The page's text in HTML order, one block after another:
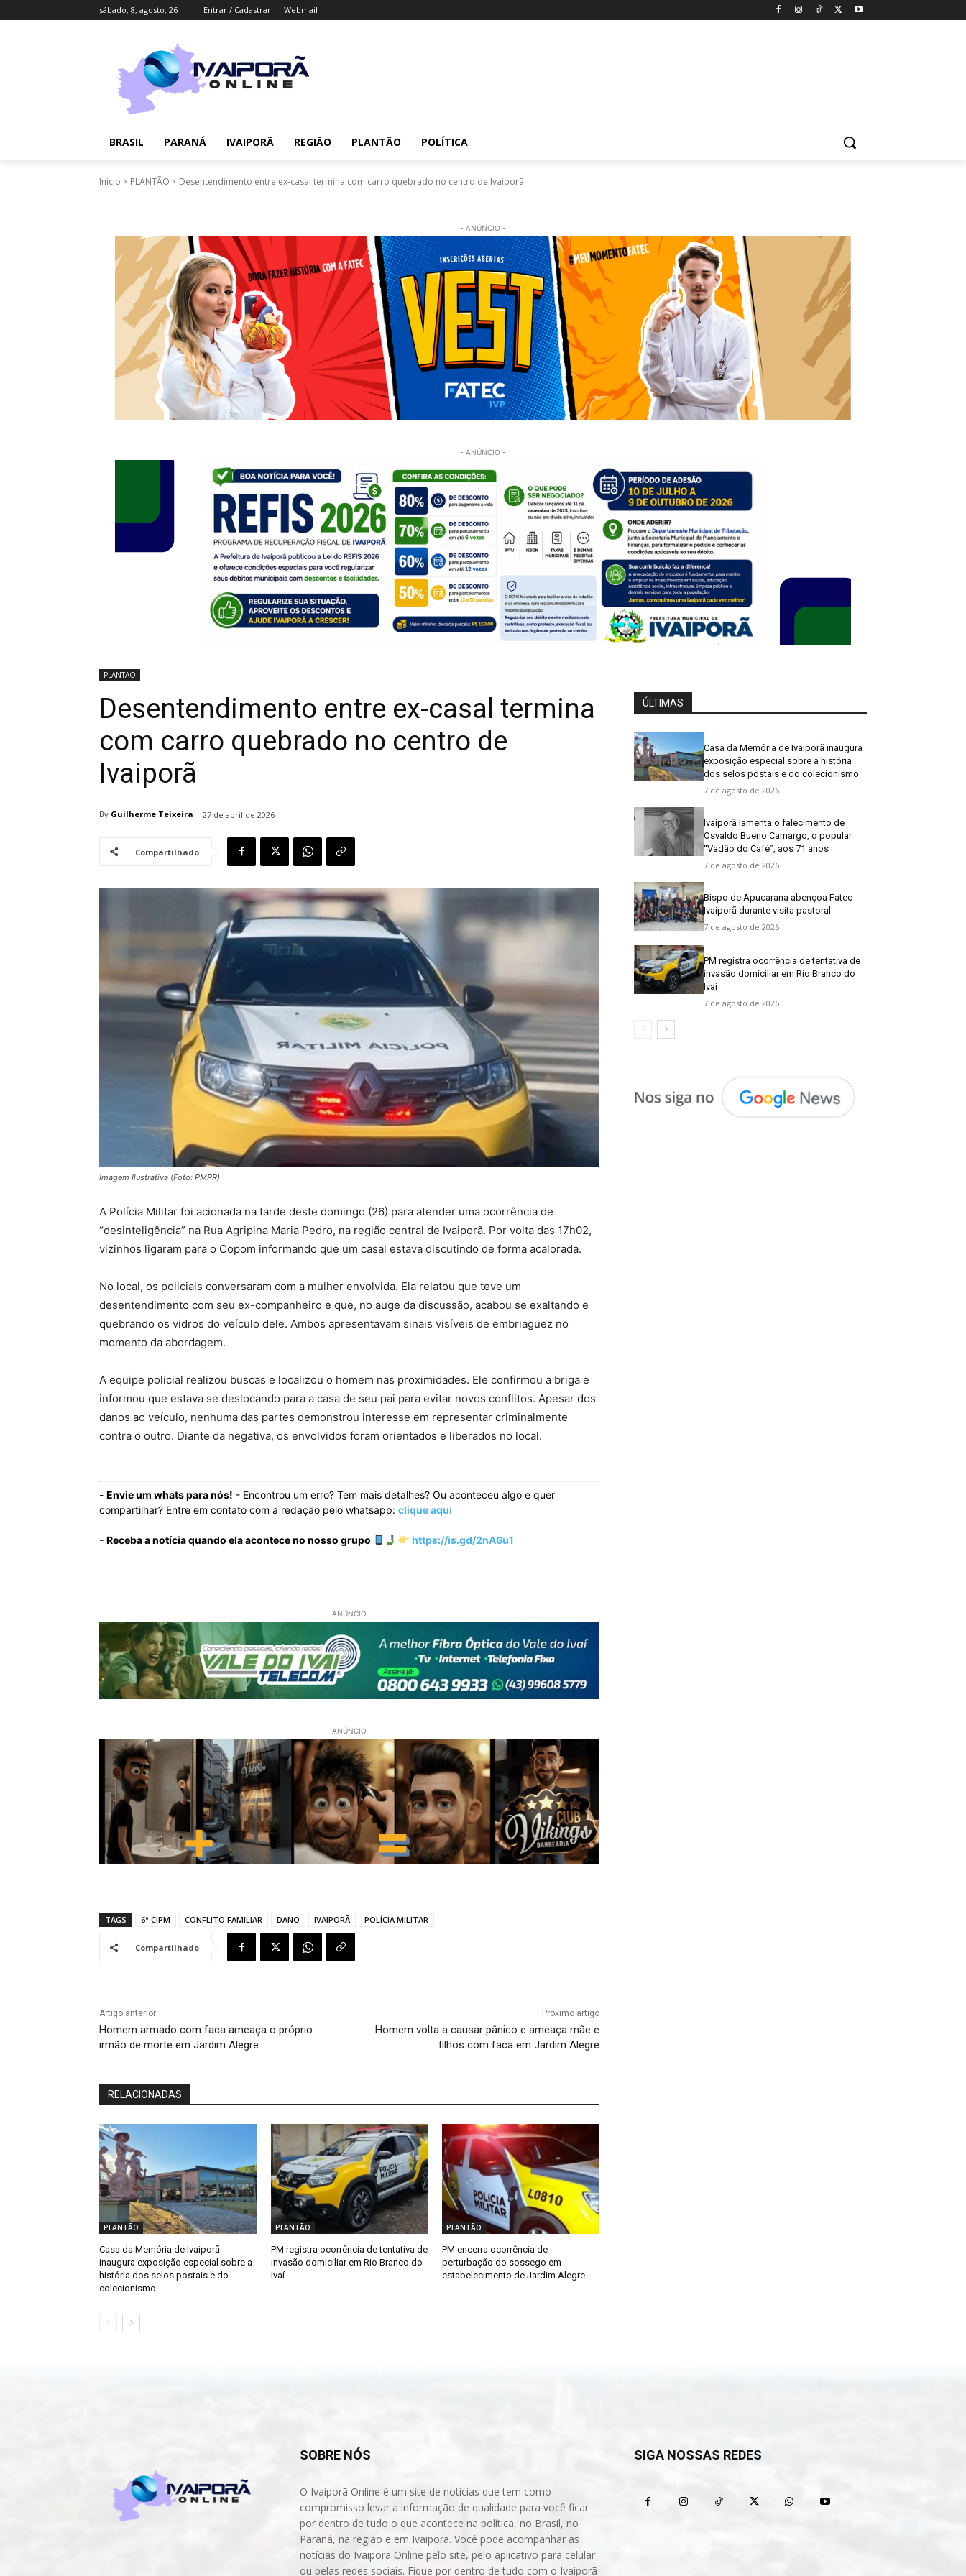
sábado, 8, agosto, 26 Entrar / Cadastrar Webmail
BRASIL PARANÁ IVAIPORÃ REGIÃO PLANTÃO POLÍTICA
Início PLANTÃO Desentendimento entre ex-casal termina com carro quebrado no centro de Ivaiporã
- ANÚNCIO -
- ANÚNCIO -
PLANTÃO
Desentendimento entre ex-casal termina
com carro quebrado no centro de
Ivaiporã
By Guilherme Teixeira 27 de abril de 2026
Compartilhado
Imagem Ilustrativa (Foto: PMPR)
A Polícia Militar foi acionada na tarde deste domingo (26) para atender uma ocorrência de
“desinteligência” na Rua Agripina Maria Pedro, na região central de Ivaiporã. Por volta das 17h02,
vizinhos ligaram para o Copom informando que um casal estava discutindo de forma acalorada.
No local, os policiais conversaram com a mulher envolvida. Ela relatou que teve um
desentendimento com seu ex-companheiro e que, no auge da discussão, acabou se exaltando e
quebrando os vidros do veículo dele. Ambos apresentavam sinais visíveis de embriaguez no
momento da abordagem.
A equipe policial realizou buscas e localizou o homem nas proximidades. Ele confirmou a briga e
informou que estava se deslocando para a casa de seu pai para evitar novos conflitos. Apesar dos
danos ao veículo, nenhuma das partes demonstrou interesse em representar criminalmente
contra o outro. Diante da negativa, os envolvidos foram orientados e liberados no local.
- Envie um whats para nós! - Encontrou um erro? Tem mais detalhes? Ou aconteceu algo e quer
compartilhar? Entre em contato com a redação pelo whatsapp: clique aqui
- Receba a notícia quando ela acontece no nosso grupo https://is.gd/2nA6u1
- ANÚNCIO -
- ANÚNCIO -
TAGS 6ª CIPM CONFLITO FAMILIAR DANO IVAIPORÃ POLÍCIA MILITAR
Compartilhado
Artigo anterior
Homem armado com faca ameaça o próprio
irmão de morte em Jardim Alegre
Próximo artigo
Homem volta a causar pânico e ameaça mãe e
filhos com faca em Jardim Alegre
RELACIONADAS
PLANTÃO
Casa da Memória de Ivaiporã
inaugura exposição especial sobre a
história dos selos postais e do
colecionismo
PLANTÃO
PM registra ocorrência de tentativa de
invasão domiciliar em Rio Branco do
Ivaí
PLANTÃO
PM encerra ocorrência de
perturbação do sossego em
estabelecimento de Jardim Alegre
ÚLTIMAS
Casa da Memória de Ivaiporã inaugura
exposição especial sobre a história
dos selos postais e do colecionismo
7 de agosto de 2026
Ivaiporã lamenta o falecimento de
Osvaldo Bueno Camargo, o popular
“Vadão do Café”, aos 71 anos
7 de agosto de 2026
Bispo de Apucarana abençoa Fatec
Ivaiporã durante visita pastoral
7 de agosto de 2026
PM registra ocorrência de tentativa de
invasão domiciliar em Rio Branco do
Ivaí
7 de agosto de 2026
SOBRE NÓS
O Ivaiporã Online é um site de notícias que tem como
compromisso levar a informação de qualidade para você ficar
por dentro de tudo o que acontece na política, no Brasil, no
Paraná, na região e em Ivaiporã. Você pode acompanhar as
notícias do Ivaiporã Online pelo site, pelo aplicativo para celular
ou pelas redes sociais. Fique por dentro de tudo com o Ivaiporã
SIGA NOSSAS REDES